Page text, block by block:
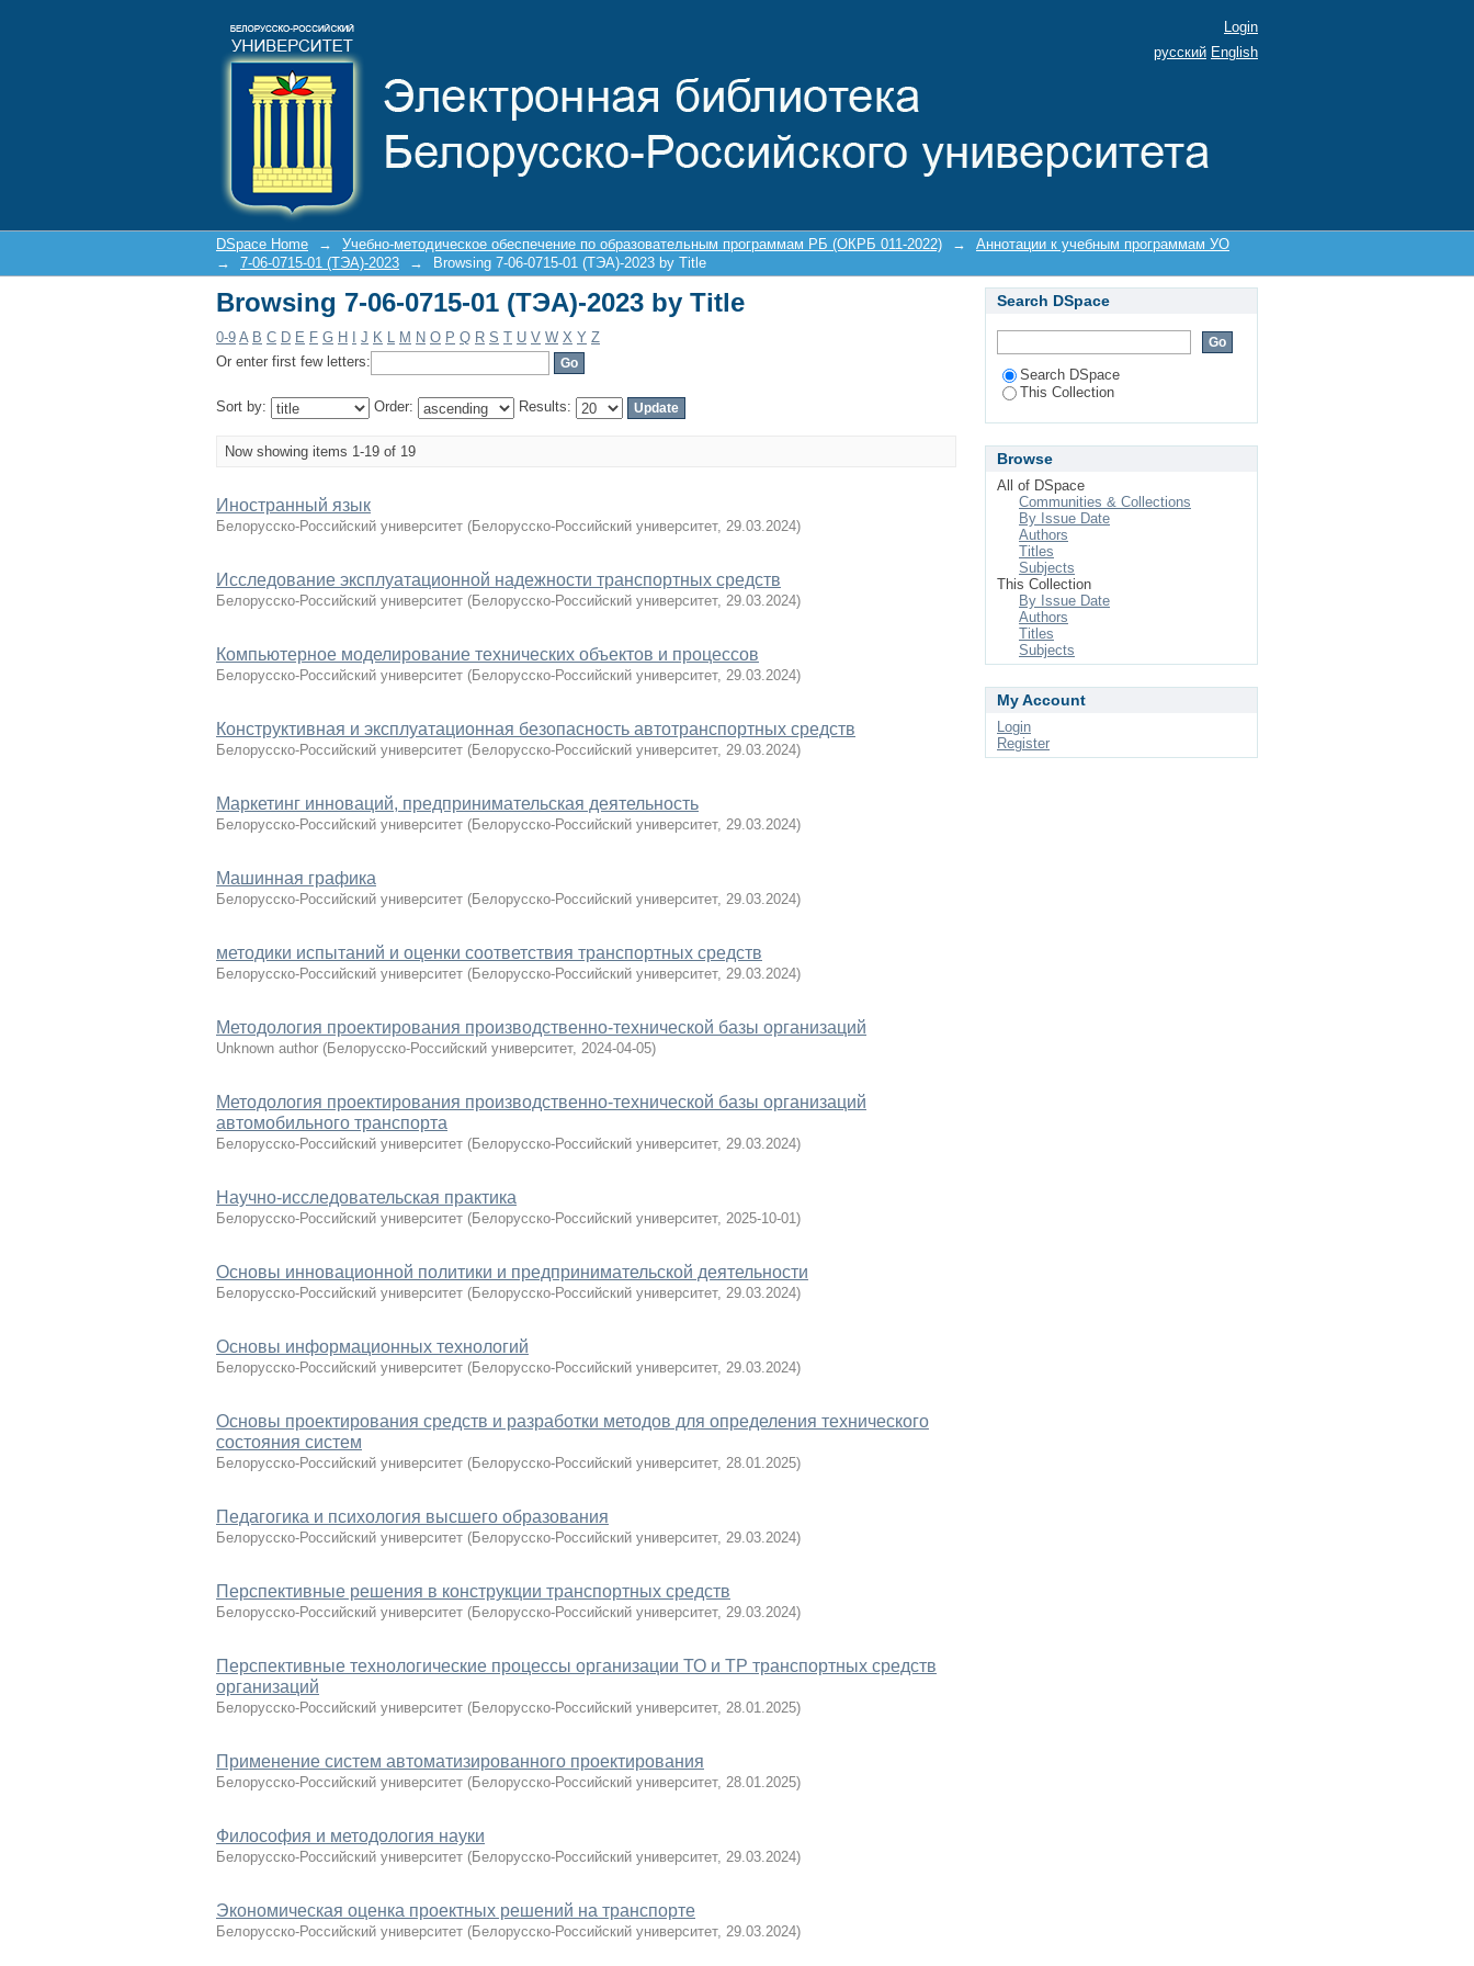
Login
русский English
DSpace Home → Учебно-методическое обеспечение по образовательным программам РБ (ОКРБ 011-2022) →
Аннотации к учебным программам УО
→
7-06-0715-01 (ТЭА)-2023 → Browsing 7-06-0715-01 (ТЭА)-2023 by Title
Browsing 7-06-0715-01 (ТЭА)-2023 by Title
0-9 A B C D E F G H J K L M N O P Q R S T U V W X Y Z
Or enter first few letters:
Sort by: Order: Results:
Now showing items 1-19 of 19
Иностранный язык
Белорусско-Российский университет (Белорусско-Российский университет, 29.03.2024)
Исследование эксплуатационной надежности транспортных средств
Белорусско-Российский университет (Белорусско-Российский университет, 29.03.2024)
Компьютерное моделирование технических объектов и процессов
Белорусско-Российский университет (Белорусско-Российский университет, 29.03.2024)
Конструктивная и эксплуатационная безопасность автотранспортных средств
Белорусско-Российский университет (Белорусско-Российский университет, 29.03.2024)
Маркетинг инноваций, предпринимательская деятельность
Белорусско-Российский университет (Белорусско-Российский университет, 29.03.2024)
Машинная графика
Белорусско-Российский университет (Белорусско-Российский университет, 29.03.2024)
методики испытаний и оценки соответствия транспортных средств
Белорусско-Российский университет (Белорусско-Российский университет, 29.03.2024)
Методология проектирования производственно-технической базы организаций
Unknown author (Белорусско-Российский университет, 2024-04-05)
Методология проектирования производственно-технической базы организаций
автомобильного транспорта
Белорусско-Российский университет (Белорусско-Российский университет, 29.03.2024)
Научно-исследовательская практика
Белорусско-Российский университет (Белорусско-Российский университет, 2025-10-01)
Основы инновационной политики и предпринимательской деятельности
Белорусско-Российский университет (Белорусско-Российский университет, 29.03.2024)
Основы информационных технологий
Белорусско-Российский университет (Белорусско-Российский университет, 29.03.2024)
Основы проектирования средств и разработки методов для определения технического
состояния систем
Белорусско-Российский университет (Белорусско-Российский университет, 28.01.2025)
Педагогика и психология высшего образования
Белорусско-Российский университет (Белорусско-Российский университет, 29.03.2024)
Перспективные решения в конструкции транспортных средств
Белорусско-Российский университет (Белорусско-Российский университет, 29.03.2024)
Перспективные технологические процессы организации ТО и ТР транспортных средств
организаций
Белорусско-Российский университет (Белорусско-Российский университет, 28.01.2025)
Применение систем автоматизированного проектирования
Белорусско-Российский университет (Белорусско-Российский университет, 28.01.2025)
Философия и методология науки
Белорусско-Российский университет (Белорусско-Российский университет, 29.03.2024)
Экономическая оценка проектных решений на транспорте
Белорусско-Российский университет (Белорусско-Российский университет, 29.03.2024)
Search DSpace
Search DSpace
This Collection
Browse
All of DSpace
Communities & Collections
By Issue Date
Authors
Titles
Subjects
This Collection
By Issue Date
Authors
Titles
Subjects
My Account
Login
Register